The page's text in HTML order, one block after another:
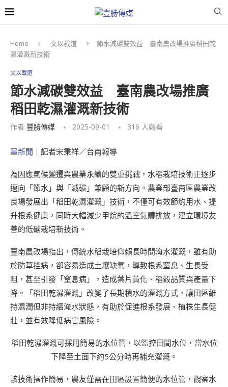
Home 文以載道
節水減碳雙效益 臺南農改場推廣稻田乾
濕灌溉新技術
文以載道
節水減碳雙效益 臺南農改場推廣
稻田乾濕灌溉新技術
作者 豐勝傳媒 2025-09-01 316 人觀看
墨新聞 ｜記者宋秉祥／台南報導
為因應氣候變遷與農業永續的雙重挑戰，水稻栽培技術正逐步
邁向「節水」與「減碳」兼顧的新方向。農業部臺南區農業改
良場發展出「稻田乾濕灌溉」技術，不僅可有效節約用水、提
升根系健康，同時大幅減少甲烷的溫室氣體排放，建立環境友
善的低碳栽培新技術。
臺南農改場指出，傳統水稻栽培仰賴長時間淹水灌溉，雖有助
於防草控病，卻容易造成土壤缺氧，導致根系窒息、生長受
阻，甚至引發「窒息病」，造成葉片黃化、稻穀品質與產量下
降。「稻田乾濕灌溉」改變了長期積水的灌溉方式，讓田區維
持濕潤但非持續淹水狀態，有助於促進根系發展、植株生長健
壯，並有效降低病害風險。
稻田乾濕灌溉可採用簡易的水位管，以監控田間水位，當水位
下降至土面下約5公分時再補充灌溉。
該技術操作簡易，農友僅需在田區設置簡便的水位管，觀察水